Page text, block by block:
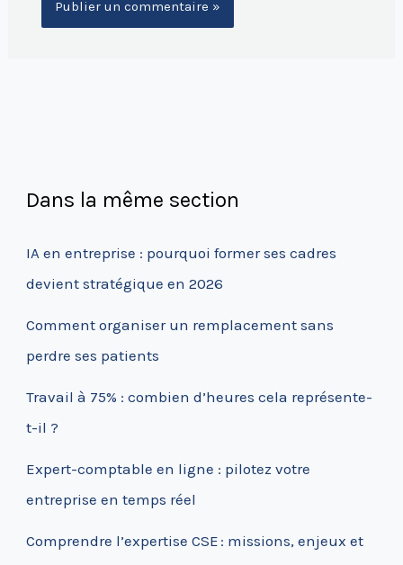
Dans la même section
IA en entreprise : pourquoi former ses cadres
devient stratégique en 2026
Comment organiser un remplacement sans
perdre ses patients
Travail à 75% : combien d’heures cela représente-
t-il ?
Expert-comptable en ligne : pilotez votre
entreprise en temps réel
Comprendre l’expertise CSE : missions, enjeux et